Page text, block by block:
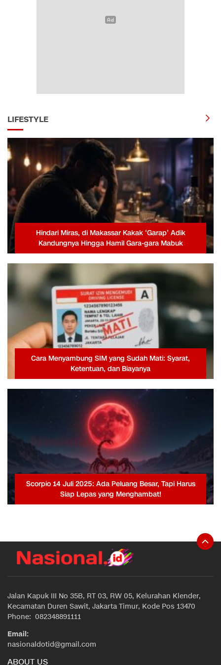
LIFESTYLE
Hindari Miras, di Makassar Kakak ‘Garap’ Adik
Kandungnya Hingga Hamil Gara-gara Mabuk
Cara Menyambung SIM yang Sudah Mati: Syarat,
Ketentuan, dan Biayanya
Scorpio 14 Juli 2025: Ada Peluang Besar, Tapi Harus
Siap Lepas yang Menghambat!
Jalan Kapuk III No 35B, RT 03, RW 05, Kelurahan Klender,
Kecamatan Duren Sawit, Jakarta Timur, Kode Pos 13470
Phone: 082348891111
Email:
nasionaldotid@gmail.com
ABOUT US